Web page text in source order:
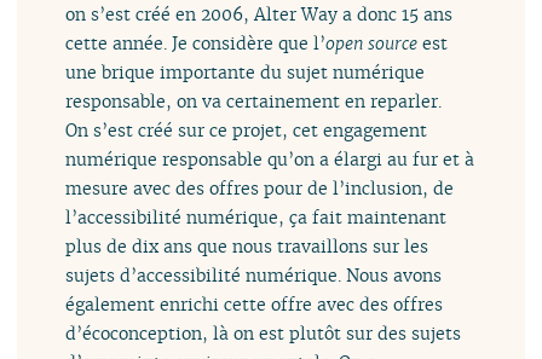
on s’est créé en 2006, Alter Way a donc 15 ans
cette année. Je considère que l’open source est
une brique importante du sujet numérique
responsable, on va certainement en reparler.
On s’est créé sur ce projet, cet engagement
numérique responsable qu’on a élargi au fur et à
mesure avec des offres pour de l’inclusion, de
l’accessibilité numérique, ça fait maintenant
plus de dix ans que nous travaillons sur les
sujets d’accessibilité numérique. Nous avons
également enrichi cette offre avec des offres
d’écoconception, là on est plutôt sur des sujets